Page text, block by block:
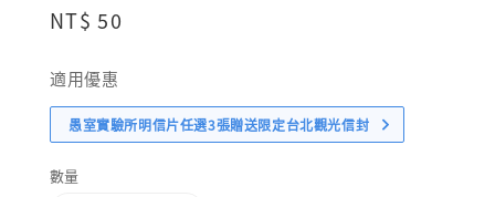
Regular
NT$ 50
適用優惠
愚室實驗所明信片任選3張贈送限定台北觀光信封
數量